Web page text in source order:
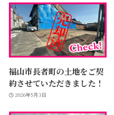
福山市長者町の土地をご契
約させていただきました！
2026年5月3日